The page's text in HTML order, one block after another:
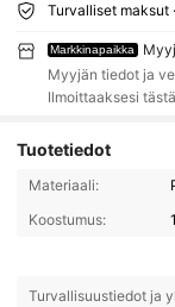
Turvalliset maksut
Markkinapaikka
Myyjän tiedot ja
Ilmoittaaksesi
Tuotetiedot
Materiaali:
Koostumus:
Turvallisuustiedot ja